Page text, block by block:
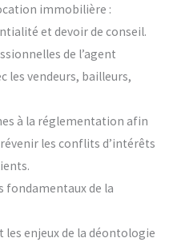
immobilière :
et devoir de conseil.
de l’agent
les vendeurs, bailleurs,
à la réglementation afin
les conflits d’intérêts
fondamentaux de la
enjeux de la déontologie